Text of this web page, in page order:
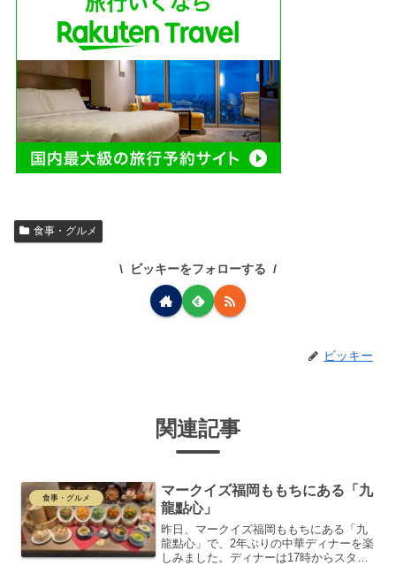
食事・グルメ
ビッキーをフォローする
ビッキー
関連記事
食事・グルメ
マークイズ福岡ももちにある「九
龍點心」
昨日、マークイズ福岡ももちにある「九
龍點心」で、2年ぶりの中華ディナーを楽
しみました。ディナーは17時からスター